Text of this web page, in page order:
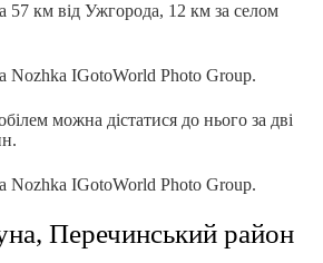
57 км від Ужгорода, 12 км за селом
Nozhka IGotoWorld Photo Group.
можна дістатися до нього за дві
Nozhka IGotoWorld Photo Group.
Перечинський район